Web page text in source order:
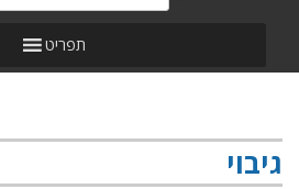
תפריט
גיבוי